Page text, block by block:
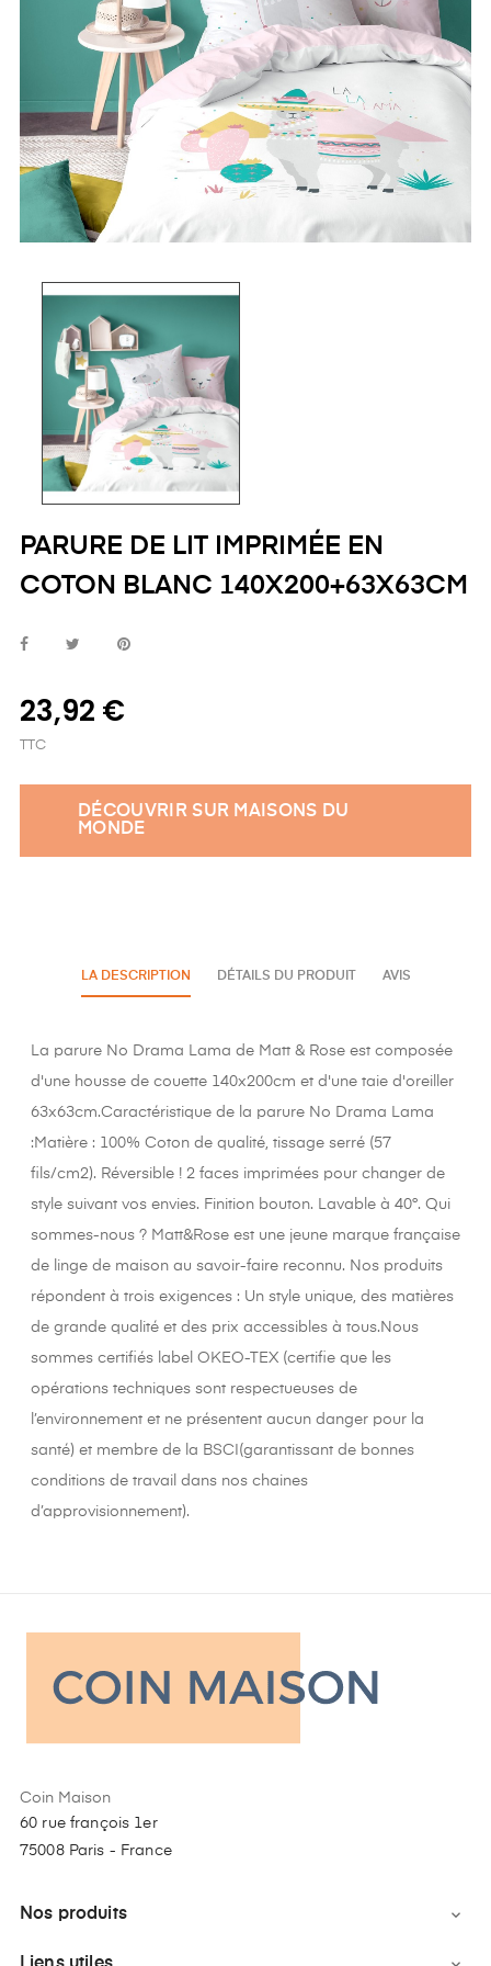
PARURE DE LIT IMPRIMÉE EN
COTON BLANC 140X200+63X63CM
23,92 €
TTC
DÉCOUVRIR SUR MAISONS DU
MONDE
LA DESCRIPTION DÉTAILS DU PRODUIT AVIS
La parure No Drama Lama de Matt & Rose est composée
d'une housse de couette 140x200cm et d'une taie d'oreiller
63x63cm.Caractéristique de la parure No Drama Lama
:Matière : 100% Coton de qualité, tissage serré (57
fils/cm2). Réversible ! 2 faces imprimées pour changer de
style suivant vos envies. Finition bouton. Lavable à 40°. Qui
sommes-nous ? Matt&Rose est une jeune marque française
de linge de maison au savoir-faire reconnu. Nos produits
répondent à trois exigences : Un style unique, des matières
de grande qualité et des prix accessibles à tous.Nous
sommes certifiés label OKEO-TEX (certifie que les
opérations techniques sont respectueuses de
l’environnement et ne présentent aucun danger pour la
santé) et membre de la BSCI(garantissant de bonnes
conditions de travail dans nos chaines
d’approvisionnement).
Coin Maison
60 rue françois 1er
75008 Paris - France
Nos produits 